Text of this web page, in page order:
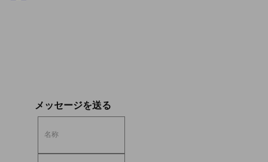
メッセージを送る